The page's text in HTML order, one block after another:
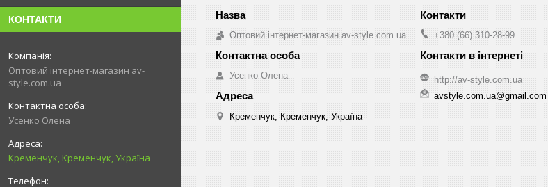
КОНТАКТИ
Оптовий інтернет-магазин av-
style.com.ua
Усенко Олена
Кременчук, Кременчук, Україна
Оптовий інтернет-магазин av-style.com.ua
Усенко Олена
Кременчук, Кременчук, Україна
+380 (66) 310-28-99
http://av-style.com.ua
avstyle.com.ua@gmail.com